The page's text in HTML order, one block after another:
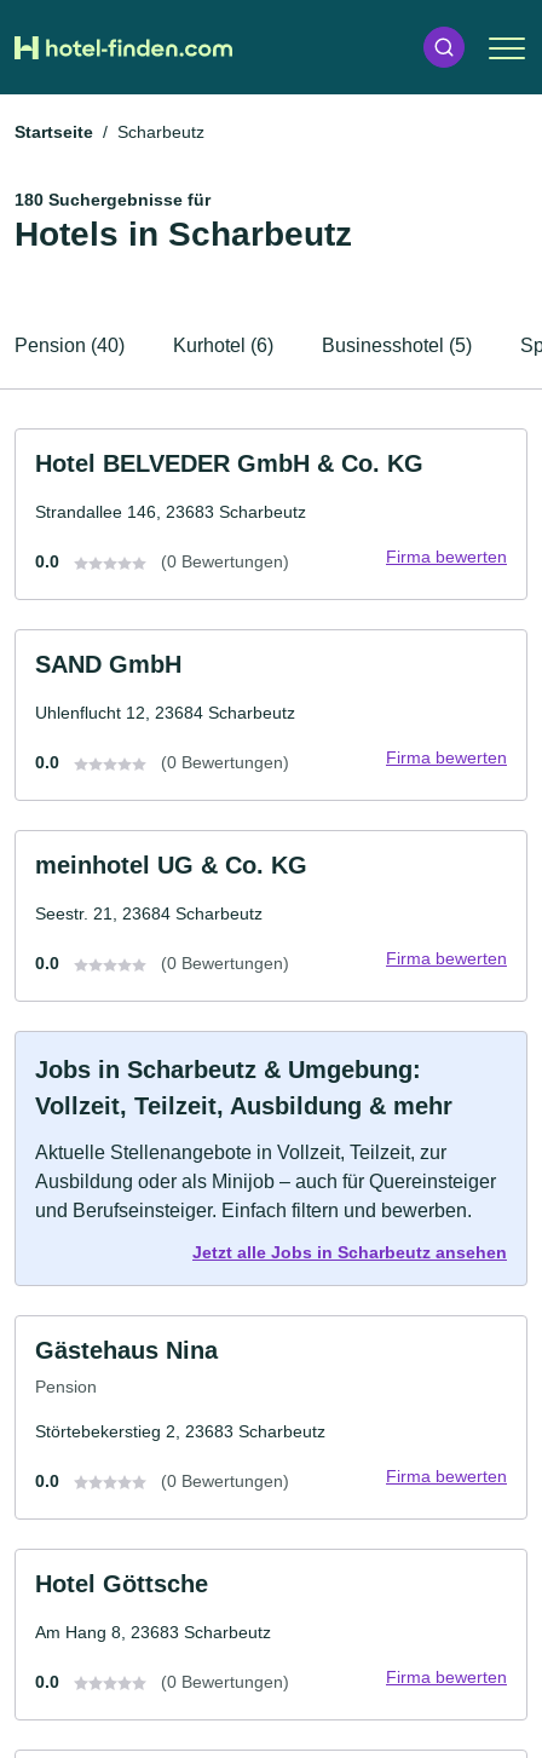
Startseite Scharbeutz
180 Suchergebnisse für
Hotels in Scharbeutz
Pension (40) Kurhotel (6) Businesshotel (5)
Hotel BELVEDER GmbH & Co. KG
Strandallee 146, 23683 Scharbeutz
0.0 (0 Bewertungen) Firma bewerten
SAND GmbH
Uhlenflucht 12, 23684 Scharbeutz
0.0 (0 Bewertungen) Firma bewerten
meinhotel UG & Co. KG
Seestr. 21, 23684 Scharbeutz
0.0 (0 Bewertungen) Firma bewerten
Jobs in Scharbeutz & Umgebung:
Vollzeit, Teilzeit, Ausbildung & mehr
Aktuelle Stellenangebote in Vollzeit, Teilzeit, zur
Ausbildung oder als Minijob – auch für Quereinsteiger
und Berufseinsteiger. Einfach filtern und bewerben.
Jetzt alle Jobs in Scharbeutz ansehen
Gästehaus Nina
Pension
Störtebekerstieg 2, 23683 Scharbeutz
0.0 (0 Bewertungen) Firma bewerten
Hotel Göttsche
Am Hang 8, 23683 Scharbeutz
0.0 (0 Bewertungen) Firma bewerten